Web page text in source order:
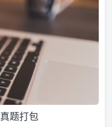
题打包